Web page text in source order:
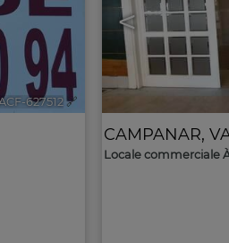
627512🔗
<
CAMPANAR,
Locale commerciale